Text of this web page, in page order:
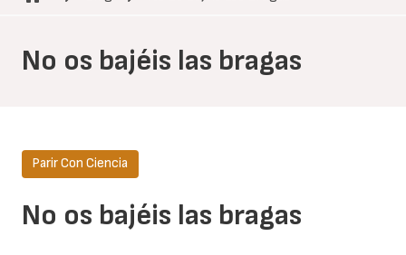
Ruta de navegación
No os bajéis las bragas
No os bajéis las bragas
Parir Con Ciencia